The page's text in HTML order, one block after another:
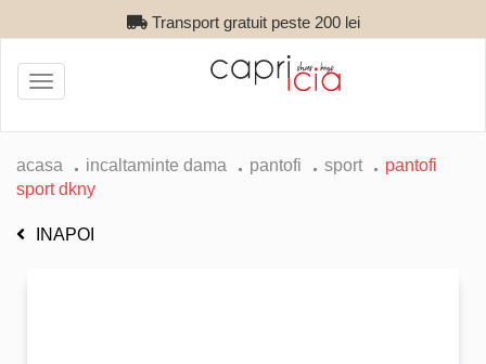
Transport gratuit peste 200 lei
Toggle
navigation
acasa incaltaminte dama pantofi sport
pantofi
sport dkny
INAPOI